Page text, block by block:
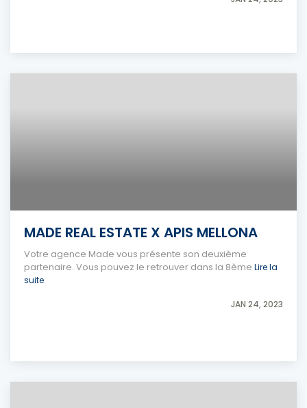
MADE REAL ESTATE X APIS MELLONA
Votre agence Made vous présente son deuxième
partenaire. Vous pouvez le retrouver dans la 8ème Lire la
suite
JAN 24, 2023